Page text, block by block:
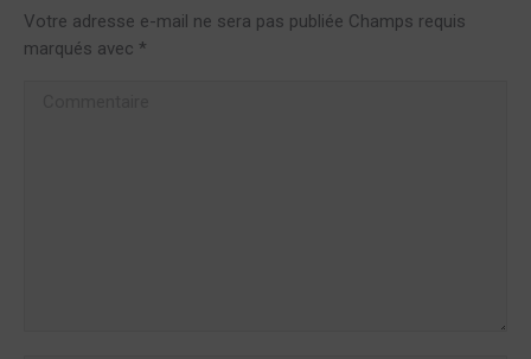
Votre adresse e-mail ne sera pas publiée Champs requis
marqués avec *